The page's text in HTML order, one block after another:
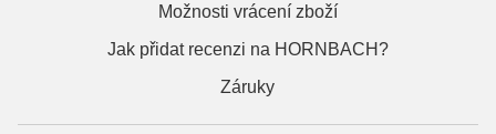
Možnosti vrácení zboží
Jak přidat recenzi na HORNBACH?
Záruky